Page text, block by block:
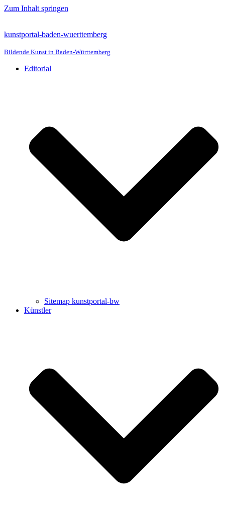
Zum Inhalt springen
kunstportal-baden-wuerttemberg
Bildende Kunst in Baden-Württemberg
Editorial
Sitemap kunstportal-bw
Künstler